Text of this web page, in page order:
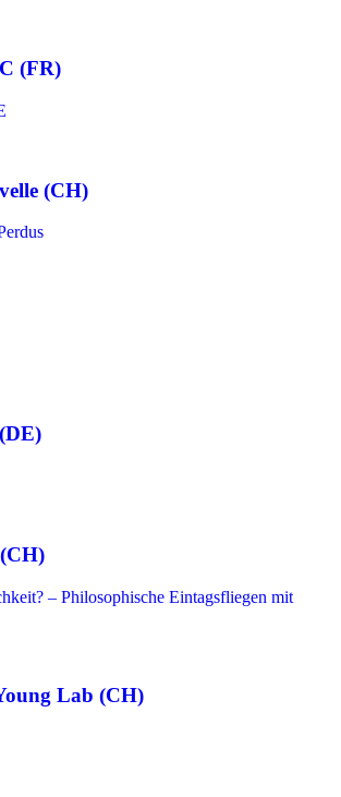
(FR)
(CH)
– Philosophische Eintagsfliegen mit
Lab (CH)